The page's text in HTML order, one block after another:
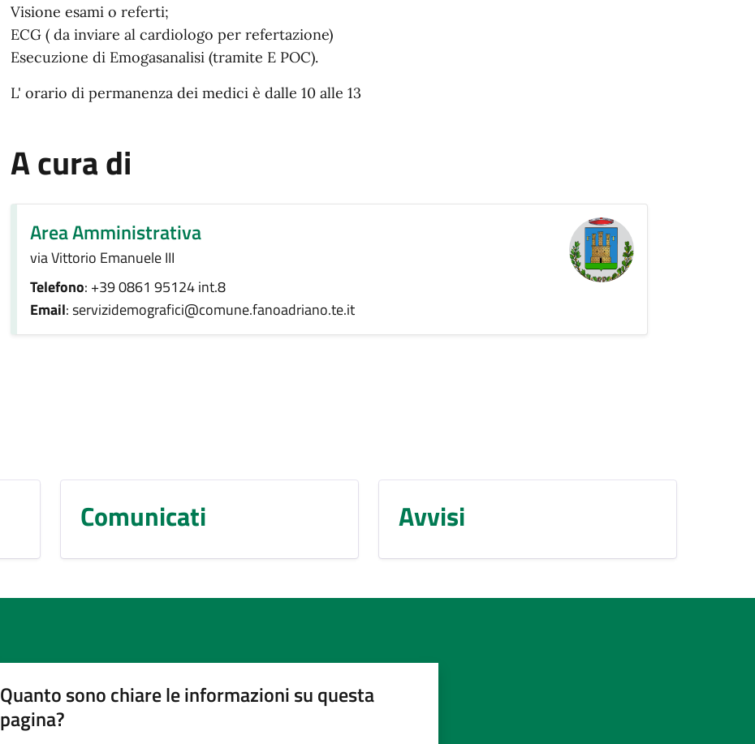
Visione esami o referti;
ECG ( da inviare al cardiologo per refertazione)
Esecuzione di Emogasanalisi (tramite E POC).
L' orario di permanenza dei medici è dalle 10 alle 13
A cura di
Area Amministrativa
via Vittorio Emanuele III
Telefono: +39 0861 95124 int.8
Email: servizidemografici@comune.fanoadriano.te.it
Comunicati Avvisi
Quanto sono chiare le informazioni su questa
pagina?